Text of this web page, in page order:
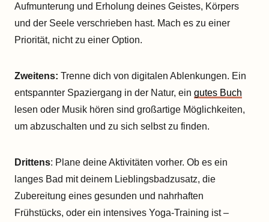
Aufmunterung und Erholung deines Geistes, Körpers
und der Seele verschrieben hast. Mach es zu einer
Priorität, nicht zu einer Option.
Zweitens: Trenne dich von digitalen Ablenkungen. Ein
entspannter Spaziergang in der Natur, ein gutes Buch
lesen oder Musik hören sind großartige Möglichkeiten,
um abzuschalten und zu sich selbst zu finden.
Drittens: Plane deine Aktivitäten vorher. Ob es ein
langes Bad mit deinem Lieblingsbadzusatz, die
Zubereitung eines gesunden und nahrhaften
Frühstücks, oder ein intensives Yoga-Training ist –